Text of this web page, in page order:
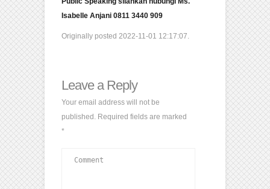
Isabelle Anjani 0811 3440 909
Originally posted 2022-11-01 12:17:07.
Leave a Reply
Your email address will not be
published. Required fields are marked
*